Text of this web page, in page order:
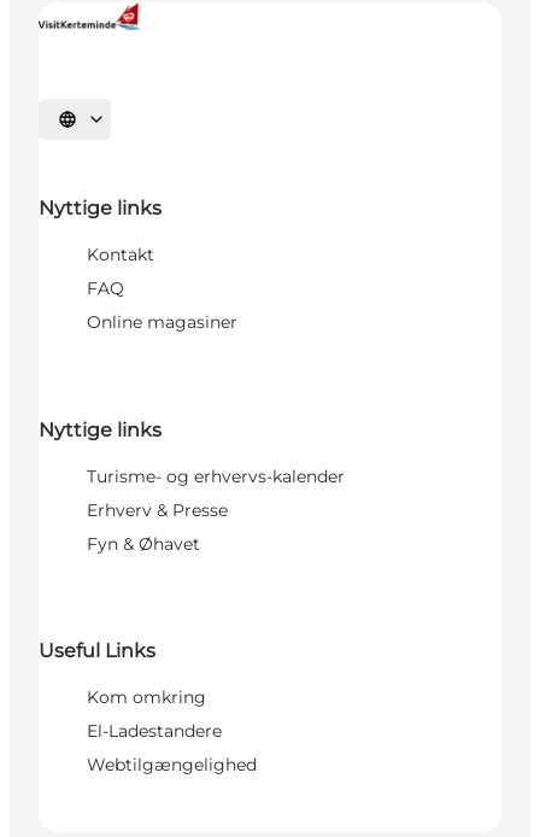
Vælg sprog
Nyttige links
Kontakt
FAQ
Online magasiner
Nyttige links
Turisme- og erhvervs-kalender
Erhverv & Presse
Fyn & Øhavet
Useful Links
Kom omkring
El-Ladestandere
Webtilgængelighed